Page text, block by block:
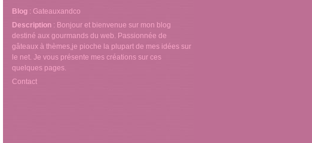
Blog : Gateauxandco
Description : Bonjour et bienvenue sur mon blog
destiné aux gourmands du web. Passionnée de
gâteaux à thèmes,je pioche la plupart de mes idées sur
le net. Je vous présente mes créations sur ces
quelques pages.
Contact